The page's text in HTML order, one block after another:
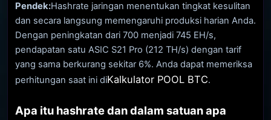
Pendek:Hashrate jaringan menentukan tingkat kesulitan
dan secara langsung memengaruhi produksi harian Anda.
Dengan peningkatan dari 700 menjadi 745 EH/s,
pendapatan satu ASIC S21 Pro (212 TH/s) dengan tarif
yang sama berkurang sekitar 6%. Anda dapat memeriksa
perhitungan saat ini diKalkulator POOL BTC.
Apa itu hashrate dan dalam satuan apa